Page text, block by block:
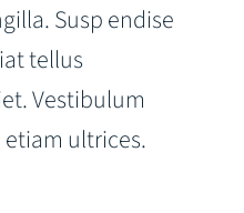
Susp endise
tellus
Vestibulum
ultrices.